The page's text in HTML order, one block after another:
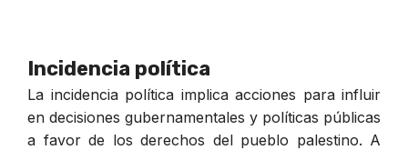
Incidencia política
La incidencia política implica acciones para influir
en decisiones gubernamentales y políticas públicas
a favor de los derechos del pueblo palestino. A